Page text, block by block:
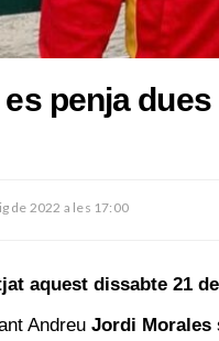
penja
de 2022 a les 17:00
aquest dissabte 21
Andreu Jordi Morales